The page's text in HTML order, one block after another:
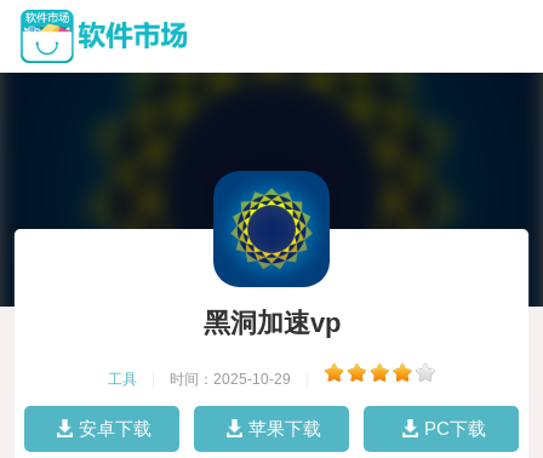
黑洞加速vp
工具 时间：2025-10-29
安卓下载 苹果下载 PC下载